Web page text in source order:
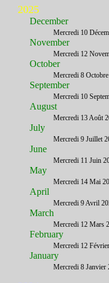
A la Une
La
2025
December
Mercredi 10
November
Mercredi 12
October
Mercredi 8
September
Mercredi 10
August
Mercredi 13 Août
July
Mercredi 9 Juillet
June
Mercredi 11 Juin
May
Mercredi 14 Mai
April
Mercredi 9 Avril
March
Mercredi 12 Mars
February
Mercredi 12
January
Mercredi 8 Janvier